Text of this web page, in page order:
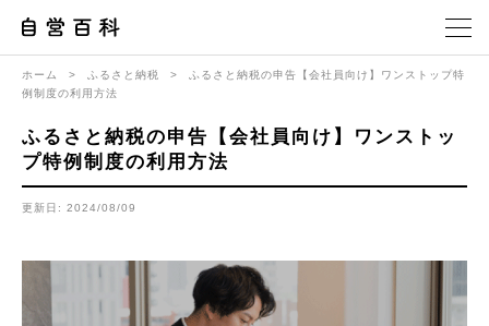
ホーム > ふるさと納税 >
ふるさと納税の申告【会社員向け】ワンストップ特
例制度の利用方法
ふるさと納税の申告【会社員向け】ワンストッ
プ特例制度の利用方法
更新日: 2024/08/09